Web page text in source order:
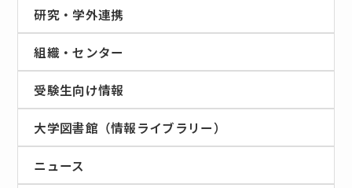
研究・学外連携
組織・センター
受験生向け情報
大学図書館（情報ライブラリー）
ニュース